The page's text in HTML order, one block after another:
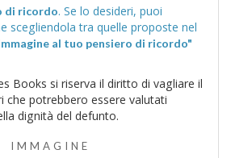
di ricordo. Se lo desideri, puoi
al tuo pensiero di ricordo"
Books si riserva il diritto di vagliare il
che potrebbero essere valutati
dignità del defunto.
IMMAGINE